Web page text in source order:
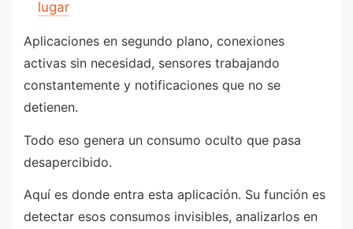
lugar
Aplicaciones en segundo plano, conexiones
activas sin necesidad, sensores trabajando
constantemente y notificaciones que no se
detienen.
Todo eso genera un consumo oculto que pasa
desapercibido.
Aquí es donde entra esta aplicación. Su función es
detectar esos consumos invisibles, analizarlos en